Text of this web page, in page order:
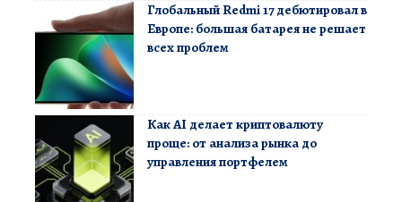
Глобальный Redmi 17 дебютировал в
Европе: большая батарея не решает
всех проблем
Как AI делает криптовалюту
проще: от анализа рынка до
управления портфелем